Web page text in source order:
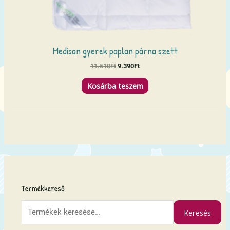
Termékkereső
r
e
é
Keresés
Medisan gyerek paplan párna szett
11.510Ft 9.390Ft
Kosárba teszem